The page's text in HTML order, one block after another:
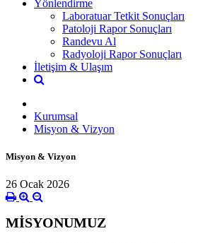
Yönlendirme
Laboratuar Tetkit Sonuçları
Patoloji Rapor Sonuçları
Randevu Al
Radyoloji Rapor Sonuçları
İletişim & Ulaşım
Kurumsal
Misyon & Vizyon
Misyon & Vizyon
26 Ocak 2026
MİSYONUMUZ